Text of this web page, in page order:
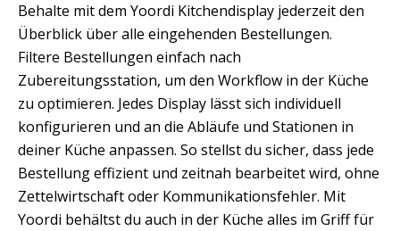
Behalte mit dem Yoordi Kitchendisplay jederzeit den
Überblick über alle eingehenden Bestellungen.
Filtere Bestellungen einfach nach
Zubereitungsstation, um den Workflow in der Küche
zu optimieren. Jedes Display lässt sich individuell
konfigurieren und an die Abläufe und Stationen in
deiner Küche anpassen. So stellst du sicher, dass jede
Bestellung effizient und zeitnah bearbeitet wird, ohne
Zettelwirtschaft oder Kommunikationsfehler. Mit
Yoordi behältst du auch in der Küche alles im Griff für